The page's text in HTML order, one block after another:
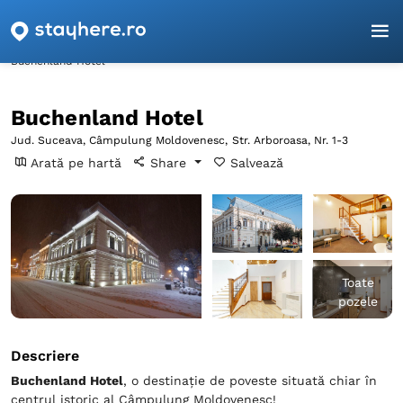
Pagina principală
Buchenland Hotel
Buchenland Hotel
Jud. Suceava, Câmpulung Moldovenesc, Str. Arboroasa, Nr. 1-3
Arată pe hartă Share Salvează
Toate
pozele
Descriere
Buchenland Hotel, o destinație de poveste situată chiar în
centrul istoric al Câmpulung Moldovenesc!